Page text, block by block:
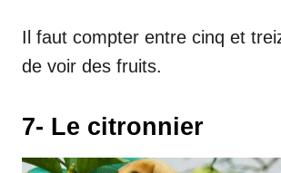
Il faut compter entre cinq et
de voir des fruits.
7- Le citronnier